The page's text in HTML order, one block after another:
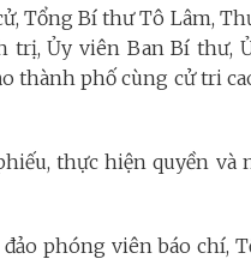
Tổng Bí thư Tô Lâm,
trị, Ủy viên Ban Bí thư,
thành phố cùng cử tri
thực hiện quyền và
phóng viên báo chí,